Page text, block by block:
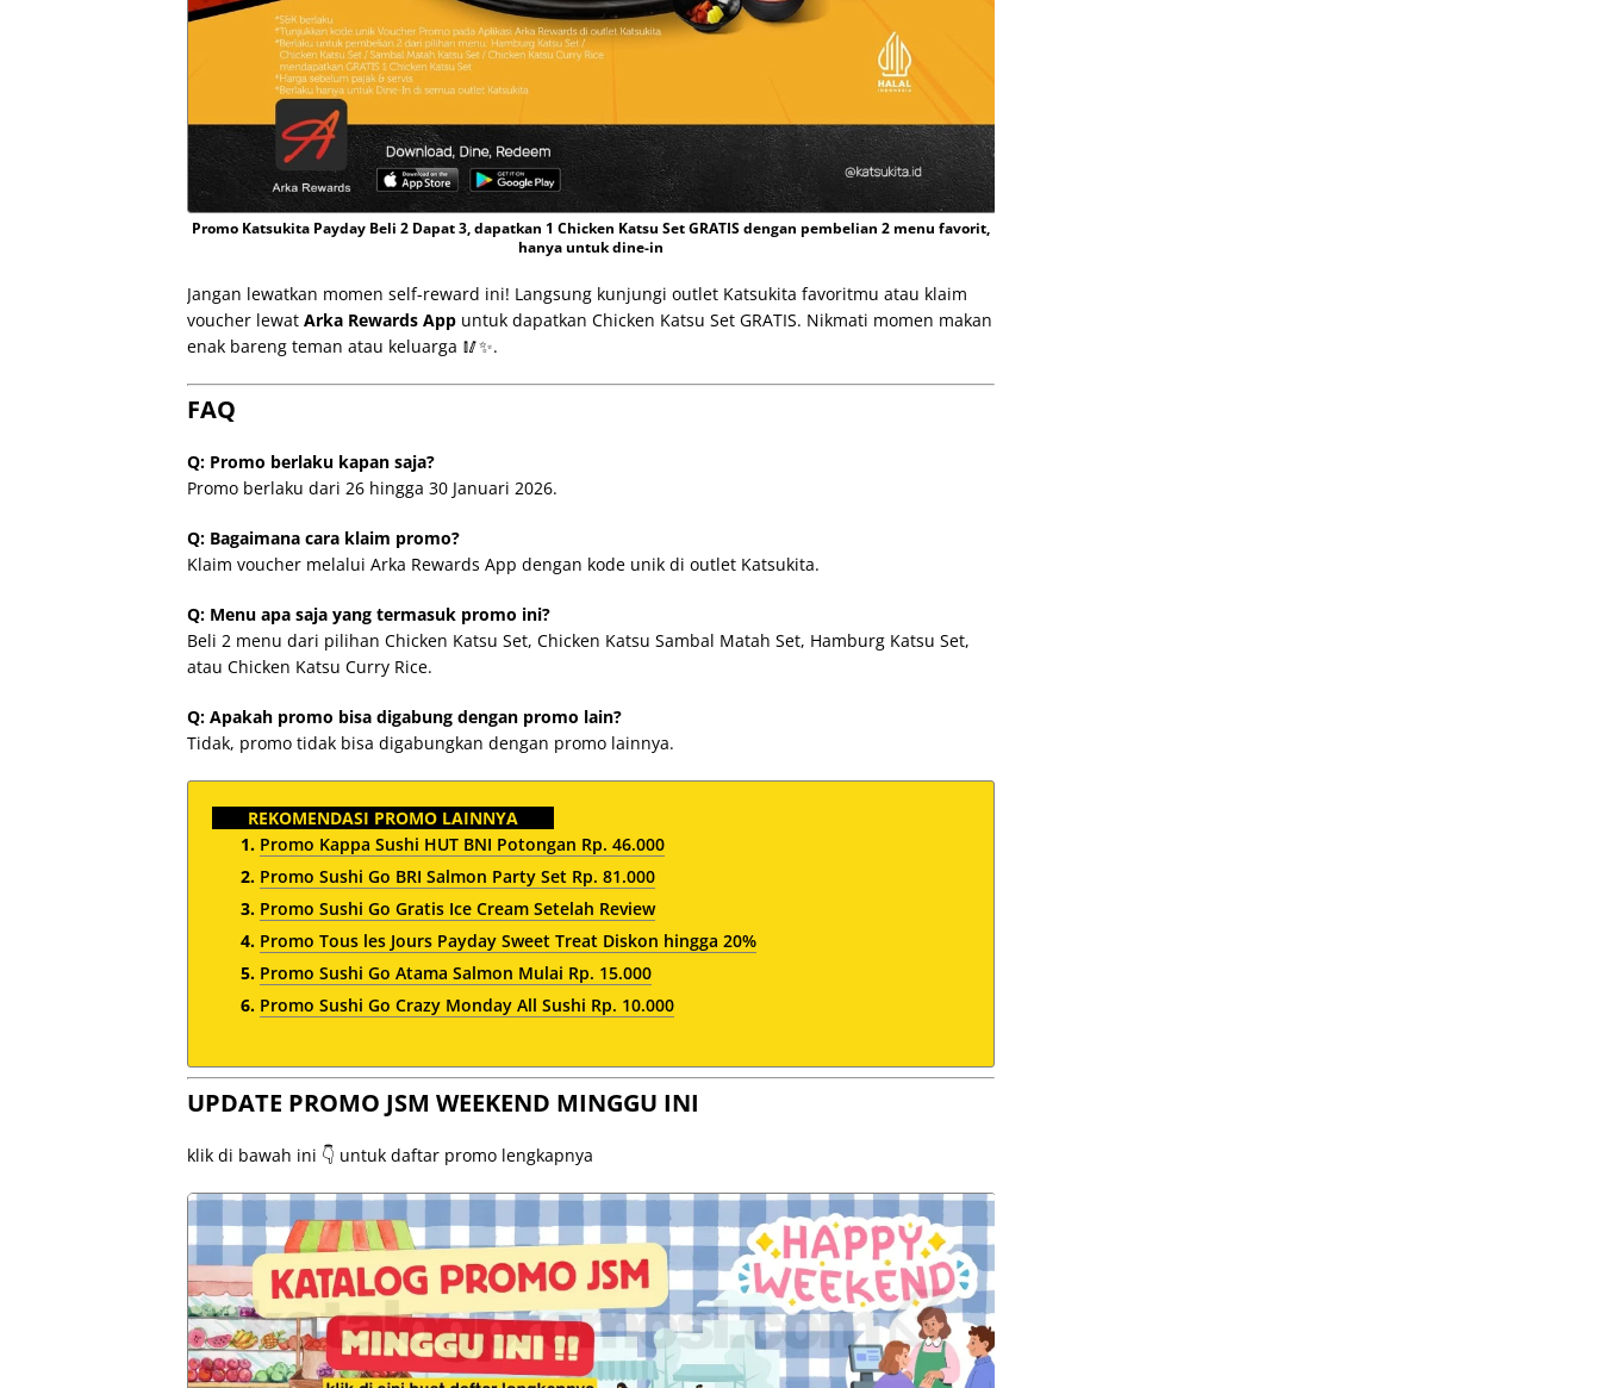
Promo Katsukita Payday Beli 2 Dapat 3, dapatkan 1 Chicken Katsu Set GRATIS dengan pembelian 2 menu favorit,
hanya untuk dine-in
Jangan lewatkan momen self-reward ini! Langsung kunjungi outlet Katsukita favoritmu atau klaim
voucher lewat Arka Rewards App untuk dapatkan Chicken Katsu Set GRATIS. Nikmati momen makan
enak bareng teman atau keluarga 🥢✨.
FAQ
Q: Promo berlaku kapan saja?
Promo berlaku dari 26 hingga 30 Januari 2026.
Q: Bagaimana cara klaim promo?
Klaim voucher melalui Arka Rewards App dengan kode unik di outlet Katsukita.
Q: Menu apa saja yang termasuk promo ini?
Beli 2 menu dari pilihan Chicken Katsu Set, Chicken Katsu Sambal Matah Set, Hamburg Katsu Set,
atau Chicken Katsu Curry Rice.
Q: Apakah promo bisa digabung dengan promo lain?
Tidak, promo tidak bisa digabungkan dengan promo lainnya.
REKOMENDASI PROMO LAINNYA
Promo Kappa Sushi HUT BNI Potongan Rp. 46.000
Promo Sushi Go BRI Salmon Party Set Rp. 81.000
Promo Sushi Go Gratis Ice Cream Setelah Review
Promo Tous les Jours Payday Sweet Treat Diskon hingga 20%
Promo Sushi Go Atama Salmon Mulai Rp. 15.000
Promo Sushi Go Crazy Monday All Sushi Rp. 10.000
UPDATE PROMO JSM WEEKEND MINGGU INI
klik di bawah ini 👇 untuk daftar promo lengkapnya